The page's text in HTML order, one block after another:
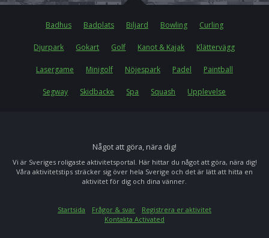
Badhus Badplats Biljard Bowling Curling
Djurpark Gokart Golf Kanot & Kajak Klättervägg
Lasergame Minigolf Nöjespark Padel Paintball
Segway Skidbacke Spa Squash Upplevelse
Något att göra, nära dig!
Vi är Sveriges roligaste aktivitetsportal. Här hittar du något att göra, nära dig!
Våra aktivitetstips sträcker sig över hela Sverige och det är lätt att hitta en
aktivitet för dig och dina vänner.
Startsida Frågor & svar
Registrera er aktivitet
Kontakta Activated